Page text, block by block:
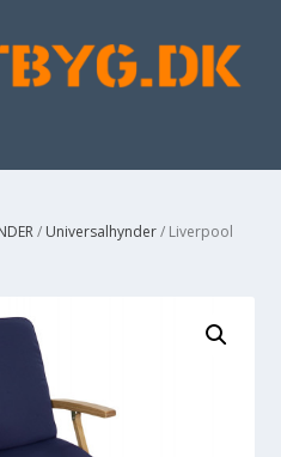
/ Universalhynder/ Liverpool